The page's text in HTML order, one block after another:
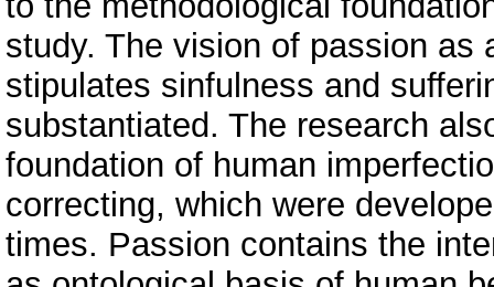
study. The vision of passion as
stipulates sinfulness and
substantiated. The research
foundation of human
correcting, which were
times. Passion contains the